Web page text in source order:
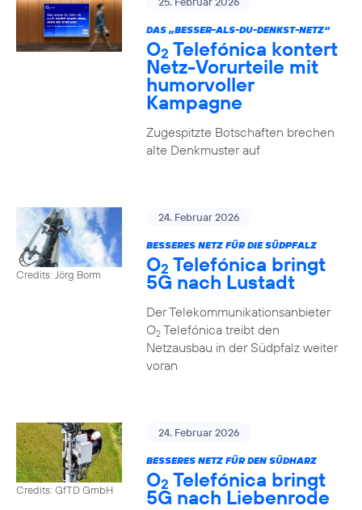
DAS „BESSER-ALS-DU-DENKST-NETZ“
O2 Telefónica kontert
Netz-Vorurteile mit
humorvoller
Kampagne
Zugespitzte Botschaften brechen
alte Denkmuster auf
Credits: Jörg Borm
24. Februar 2026
BESSERES NETZ FÜR DIE SÜDPFALZ
O2 Telefónica bringt
5G nach Lustadt
Der Telekommunikationsanbieter
O2Telefónica treibt den
Netzausbau in der Südpfalz weiter
voran
Credits: GfTD GmbH
24. Februar 2026
BESSERES NETZ FÜR DEN SÜDHARZ
O2 Telefónica bringt
5G nach Liebenrode